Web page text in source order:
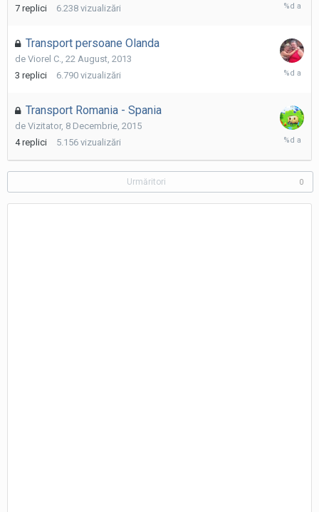
7 replici 6.238 vizualizări
Transport persoane Olanda
de Viorel C., 22 August, 2013
3 replici 6.790 vizualizări
12
Transport Romania - Spania
de Vizitator, 8 Decembrie, 2015
4 replici 5.156 vizualizări
9
2015
Urmăritori 0